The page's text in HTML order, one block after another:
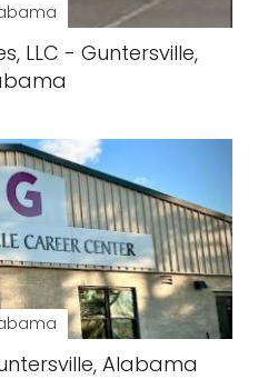
LLC - Guntersville,
Alabama